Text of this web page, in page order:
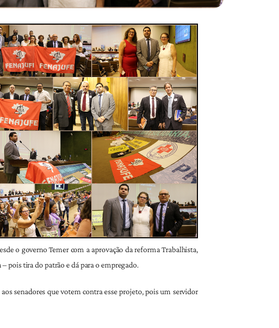
o governo Temer com a aprovação da reforma Trabalhista,
pois tira do patrão e dá para o empregado.
senadores que votem contra esse projeto, pois um servidor